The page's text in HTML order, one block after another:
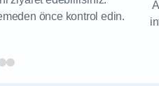
önce kontrol edin.